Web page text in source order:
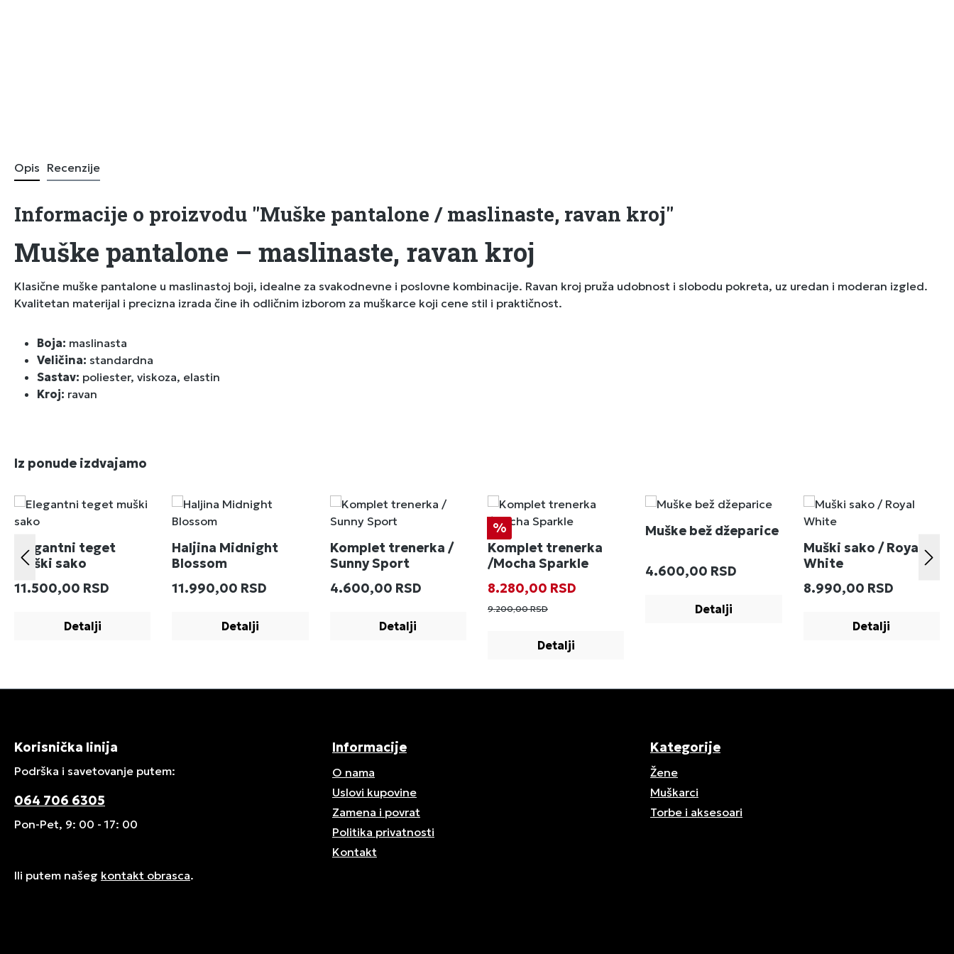
Opis Recenzije
Informacije o proizvodu "Muške pantalone / maslinaste, ravan kroj"
Muške pantalone – maslinaste, ravan kroj
Klasične muške pantalone u maslinastoj boji, idealne za svakodnevne i poslovne kombinacije. Ravan kroj pruža udobnost i slobodu pokreta, uz uredan i moderan izgled.
Kvalitetan materijal i precizna izrada čine ih odličnim izborom za muškarce koji cene stil i praktičnost.
Boja: maslinasta
Veličina: standardna
Sastav: poliester, viskoza, elastin
Kroj: ravan
Preskoči galeriju proizvoda
Iz ponude izdvajamo
Elegantni teget
muški sako
Redovna cena:
11.500,00 RSD
Detalji
Haljina Midnight
Blossom
Redovna cena:
11.990,00 RSD
Detalji
Komplet trenerka /
Sunny Sport
Redovna cena:
4.600,00 RSD
Detalji
Popust
%
Komplet trenerka
/Mocha Sparkle
Prodajna cena:
8.280,00 RSD
9.200,00 RSD
Detalji
Muške bež džeparice
Redovna cena:
4.600,00 RSD
Detalji
Muški sako / Royal
White
Redovna cena:
8.990,00 RSD
Detalji
Korisnička linija
Podrška i savetovanje putem:
064 706 6305
Pon-Pet, 9: 00 - 17: 00
Ili putem našeg kontakt obrasca.
Informacije
O nama
Uslovi kupovine
Zamena i povrat
Politika privatnosti
Kontakt
Kategorije
Žene
Muškarci
Torbe i aksesoari